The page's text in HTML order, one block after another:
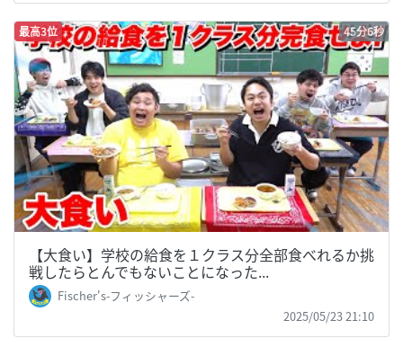
最高3位 45分6秒
【大食い】学校の給食を１クラス分全部食べれるか挑
戦したらとんでもないことになった...
Fischer's-フィッシャーズ-
2025/05/23 21:10